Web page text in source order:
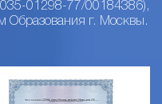
01298-77/00184386),
Образования г. Москвы.